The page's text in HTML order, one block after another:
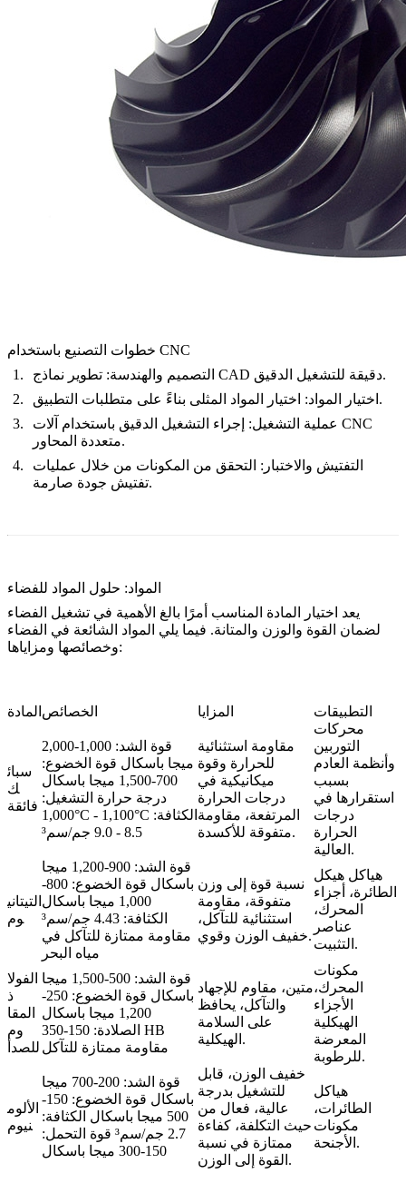
خطوات التصنيع باستخدام CNC
التصميم والهندسة: تطوير نماذج CAD دقيقة للتشغيل الدقيق.
اختيار المواد: اختيار المواد المثلى بناءً على متطلبات التطبيق.
عملية التشغيل: إجراء التشغيل الدقيق باستخدام آلات CNC
متعددة المحاور.
التفتيش والاختبار: التحقق من المكونات من خلال عمليات
تفتيش جودة صارمة.
المواد: حلول المواد للفضاء
يعد اختيار المادة المناسب أمرًا بالغ الأهمية في تشغيل الفضاء
لضمان القوة والوزن والمتانة. فيما يلي المواد الشائعة في الفضاء
وخصائصها ومزاياها:
المادة الخصائص المزايا التطبيقات
سبائ
ك
فائقة
قوة الشد: 1,000-2,000
ميجا باسكال قوة الخضوع:
700-1,500 ميجا باسكال
درجة حرارة التشغيل:
1,000°C - 1,100°C الكثافة:
8.5 - 9.0 جم/سم³
مقاومة استثنائية
للحرارة وقوة
ميكانيكية في
درجات الحرارة
المرتفعة، مقاومة
متفوقة للأكسدة.
محركات
التوربين
وأنظمة العادم
بسبب
استقرارها في
درجات
الحرارة
العالية.
التيتاني
وم
قوة الشد: 900-1,200 ميجا
باسكال قوة الخضوع: 800-
1,000 ميجا باسكال
الكثافة: 4.43 جم/سم³
مقاومة ممتازة للتآكل في
مياه البحر
نسبة قوة إلى وزن
متفوقة، مقاومة
استثنائية للتآكل،
خفيف الوزن وقوي.
هياكل هيكل
الطائرة، أجزاء
المحرك،
عناصر
التثبيت.
الفولا
ذ
المقا
وم
للصدأ
قوة الشد: 500-1,500 ميجا
باسكال قوة الخضوع: 250-
1,200 ميجا باسكال
الصلادة: 150-350 HB
مقاومة ممتازة للتآكل
متين، مقاوم للإجهاد
والتآكل، يحافظ
على السلامة
الهيكلية.
مكونات
المحرك،
الأجزاء
الهيكلية
المعرضة
للرطوبة.
الألوم
نيوم
قوة الشد: 200-700 ميجا
باسكال قوة الخضوع: 150-
500 ميجا باسكال الكثافة:
2.7 جم/سم³ قوة التحمل:
150-300 ميجا باسكال
خفيف الوزن، قابل
للتشغيل بدرجة
عالية، فعال من
حيث التكلفة، كفاءة
ممتازة في نسبة
القوة إلى الوزن.
هياكل
الطائرات،
مكونات
الأجنحة.